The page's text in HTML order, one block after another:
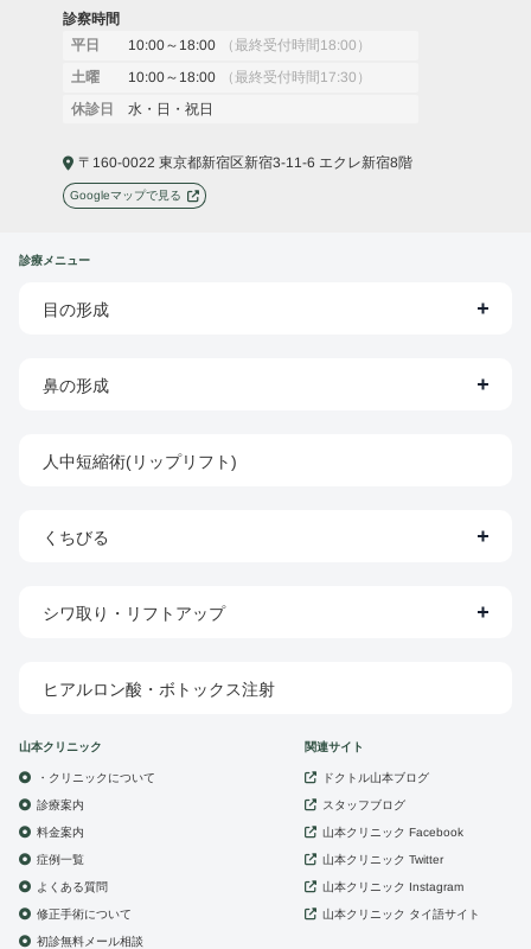
診察時間
平日 10:00～18:00 （最終受付時間18:00）
土曜 10:00～18:00 （最終受付時間17:30）
休診日 水・日・祝日
〒160-0022 東京都新宿区新宿3-11-6 エクレ新宿8階
Googleマップで見る
診療メニュー
目の形成
鼻の形成
人中短縮術(リップリフト)
くちびる
シワ取り・リフトアップ
ヒアルロン酸・ボトックス注射
山本クリニック
・クリニックについて
診療案内
料金案内
症例一覧
よくある質問
修正手術について
初診無料メール相談
関連サイト
ドクトル山本ブログ
スタッフブログ
山本クリニック Facebook
山本クリニック Twitter
山本クリニック Instagram
山本クリニック タイ語サイト